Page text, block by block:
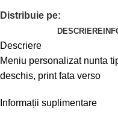
Distribuie pe:
DESCRIERE
Descriere
Meniu personalizat nunta
deschis, print fata verso
Informații suplimentare